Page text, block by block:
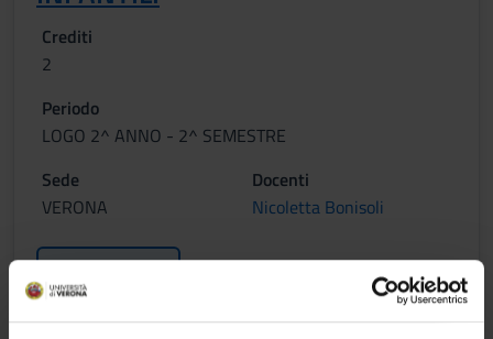
Crediti
2
Periodo
LOGO 2^ ANNO - 2^ SEMESTRE
Sede
VERONA
Docenti
Nicoletta Bonisoli